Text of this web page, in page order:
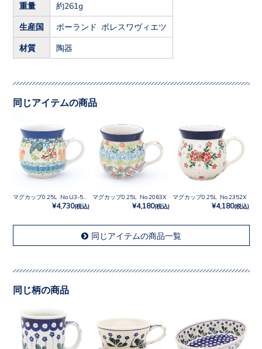
重量 約261g
生産国 ポーランド ボレスワヴィエツ
材質 陶器
同じアイテムの商品
マグカップ0.25L No.U3-5214
¥4,730(税込)
マグカップ0.25L No.2063X
¥4,180(税込)
マグカップ0.25L No.2352X
¥4,180(税込)
同じアイテムの商品一覧
同じ柄の商品